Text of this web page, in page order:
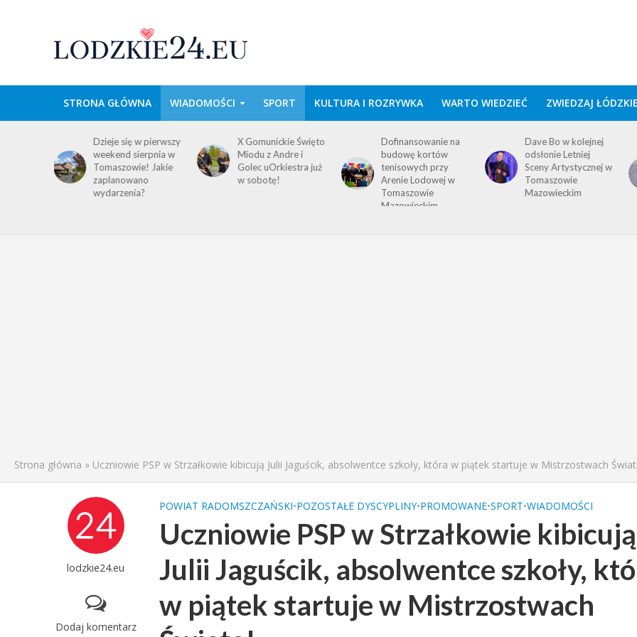
STRONA GŁÓWNA WIADOMOŚCI SPORT KULTURA I ROZRYWKA WARTO WIEDZIEĆ ZWIEDZAJ ŁÓDZKIE
Dzieje się w pierwszy
weekend sierpnia w
Tomaszowie! Jakie
zaplanowano
wydarzenia?
X Gomunickie Święto
Miodu z Andre i
Golec uOrkiestra już
w sobotę!
Dofinansowanie na
budowę kortów
tenisowych przy
Arenie Lodowej w
Tomaszowie
Mazowieckim
Dave Bo w kolejnej
odsłonie Letniej
Sceny Artystycznej w
Tomaszowie
Mazowieckim
Strona główna » Uczniowie PSP w Strzałkowie kibicują Julii Jaguścik, absolwentce szkoły, która w piątek startuje w Mistrzostwach
lodzkie24.eu
Dodaj komentarz
POWIAT RADOMSZCZAŃSKI•POZOSTAŁE DYSCYPLINY•PROMOWANE•SPORT•WIADOMOŚCI
Uczniowie PSP w Strzałkowie kibicują
Julii Jaguścik, absolwentce szkoły,
w piątek startuje w Mistrzostwach